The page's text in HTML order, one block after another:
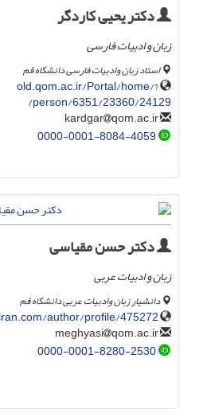
دکتر یحیی کاردگر
زبان و ادبیات فارسی
استاد زبان وادبیات فارسی دانشگاه قم
old.qom.ac.ir/Portal/home/?
person/6351/23360/24129/
qom.ac.ir
0000-0001-8084-4059
دکتر حسن مقیاسی
زبان و ادبیات عربی
دانشیار زبان وادبیات عربی دانشگاه قم
author/profile/475272
qom.ac.ir
0000-0001-8280-2530